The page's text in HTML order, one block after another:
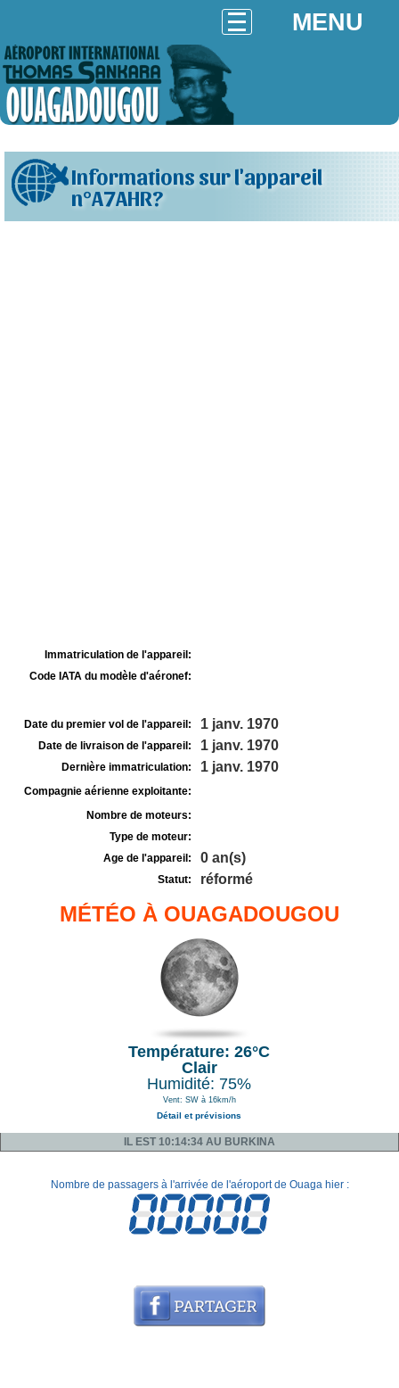
MENU
Informations sur l'appareil
n°A7AHR?
Immatriculation de l'appareil:
Code IATA du modèle d'aéronef:
Date du premier vol de l'appareil: 1 janv. 1970
Date de livraison de l'appareil: 1 janv. 1970
Dernière immatriculation: 1 janv. 1970
Compagnie aérienne exploitante:
Nombre de moteurs:
Type de moteur:
Age de l'appareil:
0 an(s)
Statut: réformé
MÉTÉO À OUAGADOUGOU
Température: 26°C
Clair
Humidité: 75%
Vent: SW à 16km/h
Détail et prévisions
IL EST 10:14:34 AU BURKINA
Nombre de passagers à l'arrivée de l'aéroport de Ouaga hier :